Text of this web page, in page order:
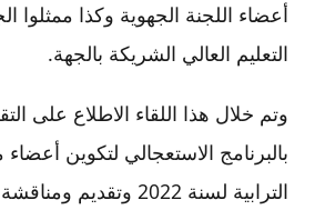
أعضاء اللجنة الجهوية وكذا
التعليم العالي الشريكة بالجهة.
وتم خلال هذا اللقاء الاطلاع على
بالبرنامج الاستعجالي لتكوين
الترابية لسنة 2022